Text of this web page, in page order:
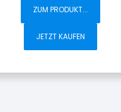
ZUM PRODUKT...
JETZT KAUFEN